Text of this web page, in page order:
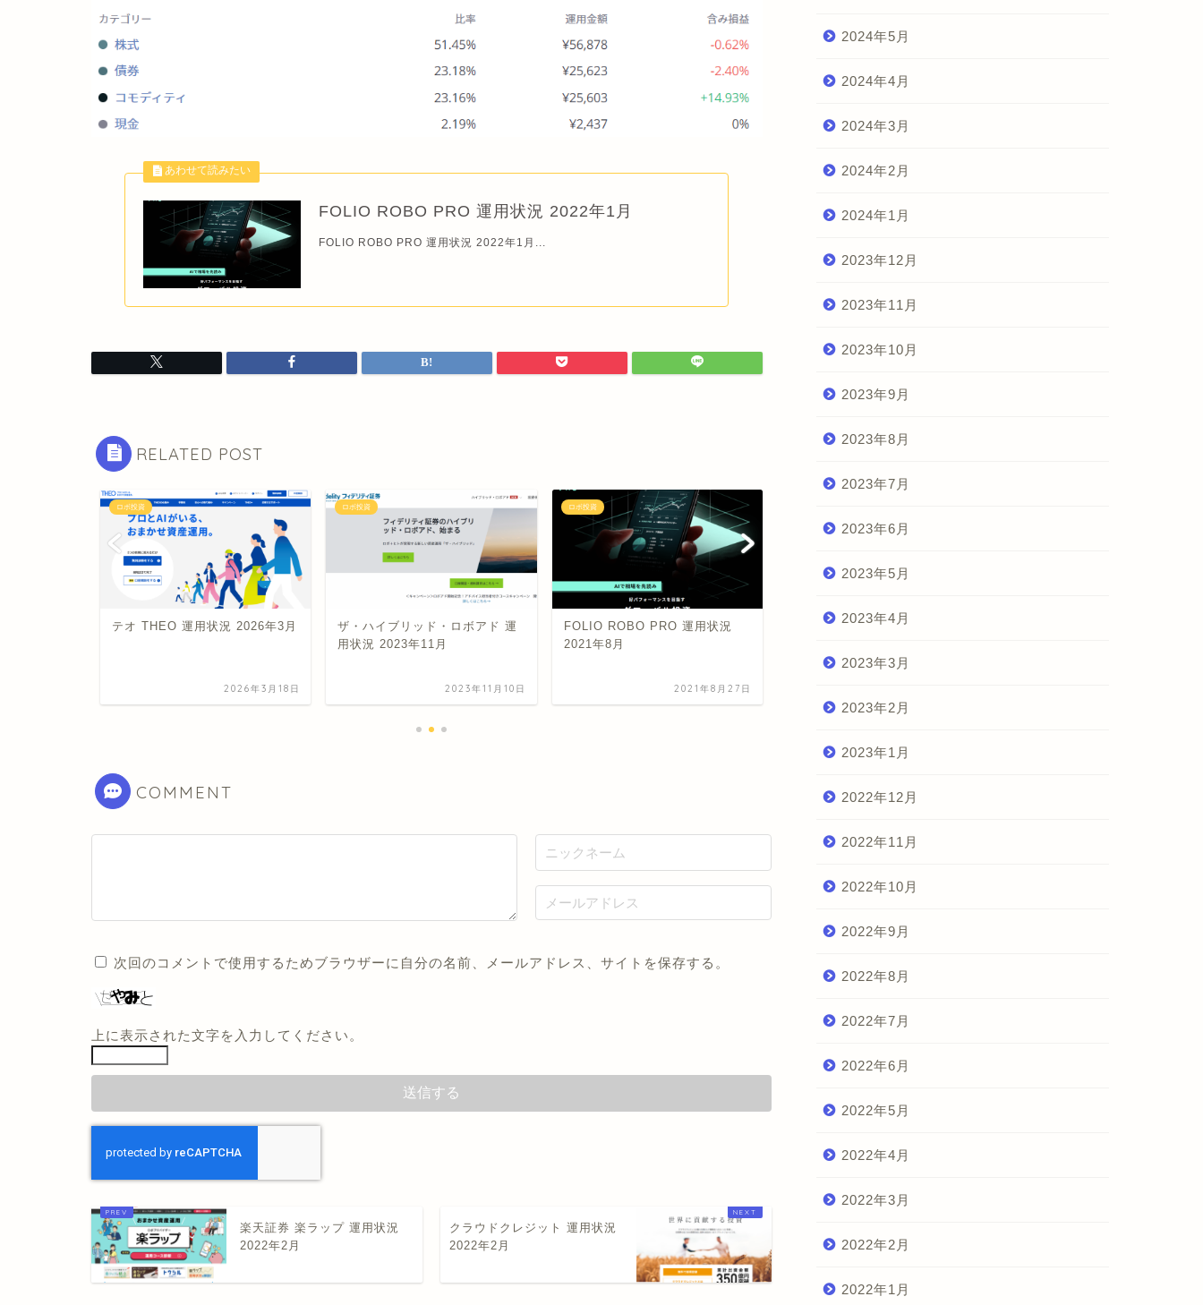
FOLIO ROBO PRO 運用状況 2022年1月
FOLIO ROBO PRO 運用状況 2022年1月...
RELATED POST
ロボ投資
テオ THEO 運用状況 2026年3月
2026年3月18日
ロボ投資
ザ・ハイブリッド・ロボアド 運
用状況 2023年11月
2023年11月10日
ロボ投資
FOLIO ROBO PRO 運用状況
2021年8月
2021年8月27日
テオ THEO 運用状況 2026年3月
COMMENT
次回のコメントで使用するためブラウザーに自分の名前、メールアドレス、サイトを保存する。
上に表示された文字を入力してください。
楽天証券 楽ラップ 運用状況
2022年2月
クラウドクレジット 運用状況
2022年2月
2024年5月
2024年4月
2024年3月
2024年2月
2024年1月
2023年12月
2023年11月
2023年10月
2023年9月
2023年8月
2023年7月
2023年6月
2023年5月
2023年4月
2023年3月
2023年2月
2023年1月
2022年12月
2022年11月
2022年10月
2022年9月
2022年8月
2022年7月
2022年6月
2022年5月
2022年4月
2022年3月
2022年2月
2022年1月